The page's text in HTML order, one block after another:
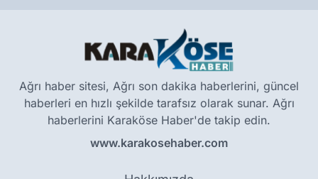
Ağrı haber sitesi, Ağrı son dakika haberlerini, güncel
haberleri en hızlı şekilde tarafsız olarak sunar. Ağrı
haberlerini Karaköse Haber'de takip edin.
www.karakosehaber.com